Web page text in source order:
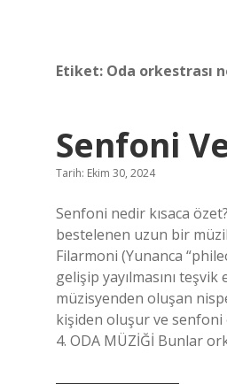
Etiket: Oda orkestrası
Senfoni
Tarih: Ekim 30, 2024
Senfoni nedir kısaca
bestelenen uzun bir
Filarmoni (Yunanca
gelişip yayılmasını
müzisyenden oluşan
kişiden oluşur ve senfoni
4. ODA MÜZİĞİ Bunlar